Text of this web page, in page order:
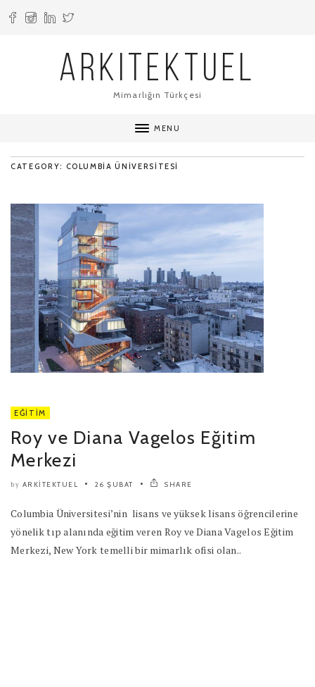
ARKITEKTUEL
Mimarlığın Türkçesi
MENU
CATEGORY: COLUMBIA ÜNIVERSITESI
EĞITIM
Roy ve Diana Vagelos Eğitim
Merkezi
by ARKITEKTUEL 26 ŞUBAT SHARE
Columbia Üniversitesi’nin lisans ve yüksek lisans öğrencilerine
yönelik tıp alanında eğitim veren Roy ve Diana Vagelos Eğitim
Merkezi, New York temelli bir mimarlık ofisi olan..